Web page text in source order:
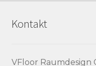
Kontakt
VFloor Raumdesign